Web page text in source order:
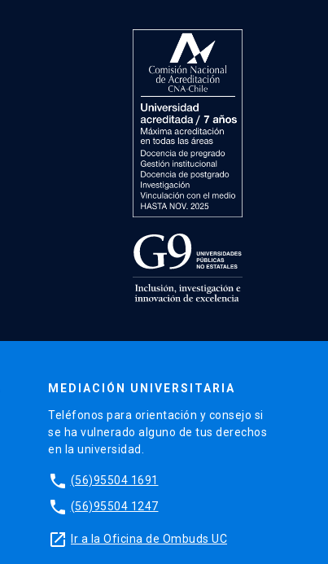
MEDIACIÓN UNIVERSITARIA
Teléfonos para orientación y consejo si
se ha vulnerado alguno de tus derechos
en la universidad.
phone (56)95504 1691
phone (56)95504 1247
launch Ir a la Oficina de Ombuds UC